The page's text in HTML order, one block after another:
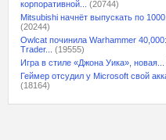
корпоративной...
(20744)
Mitsubishi начнёт выпускать по
(20244)
Owlcat починила Warhammer
Trader...
(19555)
Игра в стиле «Джона Уика», новая...
Геймер отсудил у Microsoft свой
(18164)